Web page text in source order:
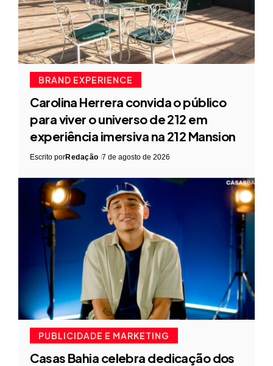
BRAND EXPERIENCE
Carolina Herrera convida o público
para viver o universo de 212 em
experiência imersiva na 212 Mansion
Escrito porRedação 7 de agosto de 2026
PUBLICIDADE E MARKETING
Casas Bahia celebra dedicação dos